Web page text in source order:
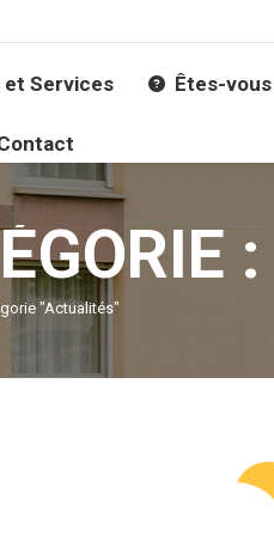
et Services Êtes-
:
"Actualités"
Êtes-vous avec nous ?